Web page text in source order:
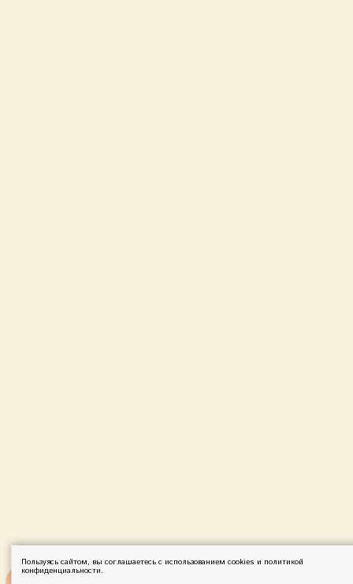
Пользуясь сайтом, вы соглашаетесь с использованием cookies и политикой
конфиденциальности.